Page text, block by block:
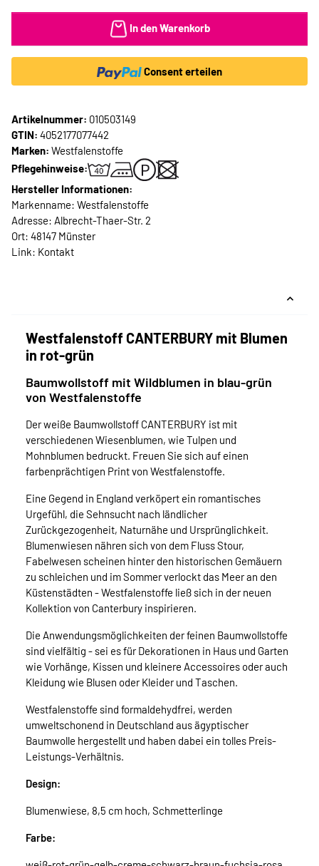
In den Warenkorb
Consent erteilen
Artikelnummer: 010503149
GTIN: 4052177077442
Marken: Westfalenstoffe
Pflegehinweise:
Hersteller Informationen:
Markenname: Westfalenstoffe
Adresse: Albrecht-Thaer-Str. 2
Ort: 48147 Münster
Link: Kontakt
Westfalenstoff CANTERBURY mit Blumen
in rot-grün
Baumwollstoff mit Wildblumen in blau-grün
von Westfalenstoffe
Der weiße Baumwollstoff CANTERBURY ist mit
verschiedenen Wiesenblumen, wie Tulpen und
Mohnblumen bedruckt. Freuen Sie sich auf einen
farbenprächtigen Print von Westfalenstoffe.
Eine Gegend in England verköpert ein romantisches
Urgefühl, die Sehnsucht nach ländlicher
Zurückgezogenheit, Naturnähe und Ursprünglichkeit.
Blumenwiesen nähren sich von dem Fluss Stour,
Fabelwesen scheinen hinter den historischen Gemäuern
zu schleichen und im Sommer verlockt das Meer an den
Küstenstädten - Westfalenstoffe ließ sich in der neuen
Kollektion von Canterbury inspirieren.
Die Anwendungsmöglichkeiten der feinen Baumwollstoffe
sind vielfältig - sei es für Dekorationen in Haus und Garten
wie Vorhänge, Kissen und kleinere Accessoires oder auch
Kleidung wie Blusen oder Kleider und Taschen.
Westfalenstoffe sind formaldehydfrei, werden
umweltschonend in Deutschland aus ägyptischer
Baumwolle hergestellt und haben dabei ein tolles Preis-
Leistungs-Verhältnis.
Design:
Blumenwiese, 8,5 cm hoch, Schmetterlinge
Farbe: